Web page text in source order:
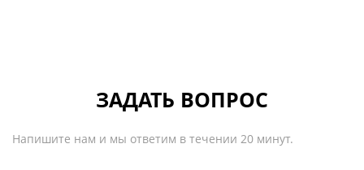
ЗАДАТЬ ВОПРОС
Напишите нам и мы ответим в течении 20 минут.